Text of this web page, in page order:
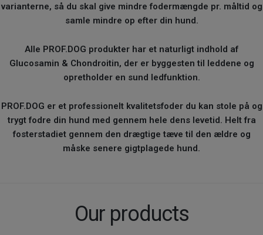
varianterne, så du skal give mindre fodermængde pr. måltid og
samle mindre op efter din hund.
Alle PROF.DOG produkter har et naturligt indhold af
Glucosamin & Chondroitin, der er byggesten til leddene og
opretholder en sund ledfunktion.
PROF.DOG er et professionelt kvalitetsfoder du kan stole på og
trygt fodre din hund med gennem hele dens levetid. Helt fra
fosterstadiet gennem den drægtige tæve til den ældre og
måske senere gigtplagede hund.
Our products